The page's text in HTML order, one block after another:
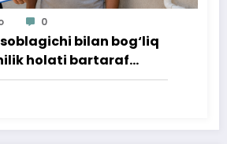
0
bilan bog‘liq
holati bartaraf